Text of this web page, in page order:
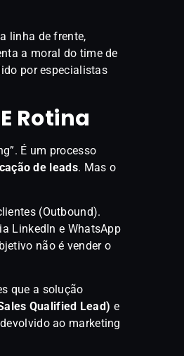
linha de frente,
a moral do time de
por especialistas
Rotina
É um processo
de leads. Mas o
(Outbound).
LinkedIn e WhatsApp
não é vender o
que a solução
Qualified Lead) e
ao marketing